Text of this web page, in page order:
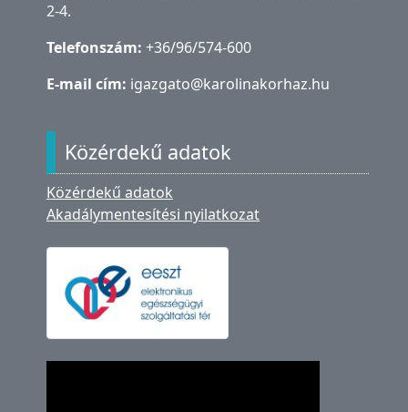
2-4.
Telefonszám: +36/96/574-600
E-mail cím: igazgato@karolinakorhaz.hu
Közérdekű adatok
Közérdekű adatok
Akadálymentesítési nyilatkozat